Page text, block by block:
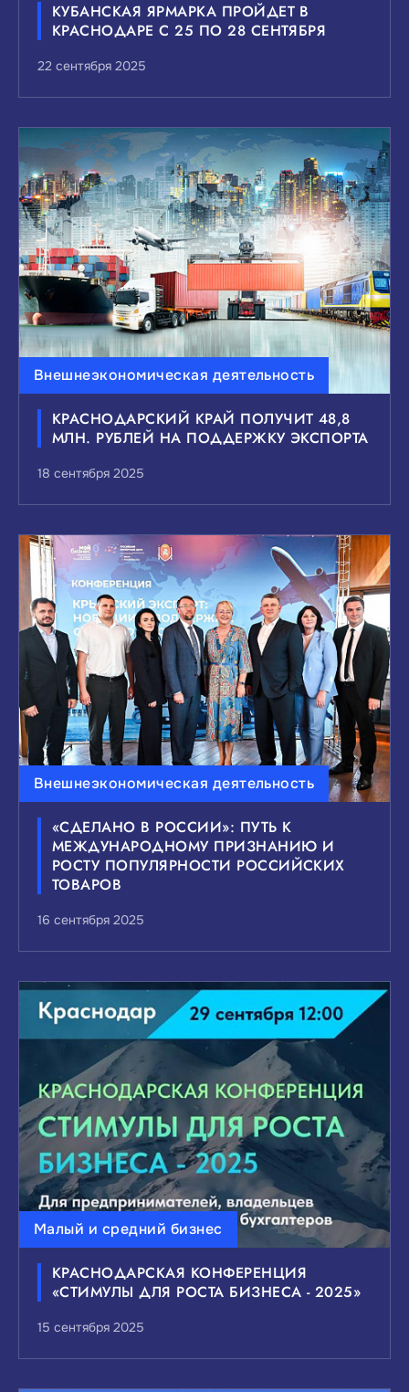
Внешнеэкономическая деятельность
ВЫБЕРИТЕ ИНТЕРЕСУЮЩИЙ ВАС УРОВЕНЬ
НОВОСТЕЙ:
Федеральные
Краевые
Муниципальные
Сбросить Показать
КУБАНСКАЯ ЯРМАРКА ПРОЙДЕТ В
КРАСНОДАРЕ С 25 ПО 28 СЕНТЯБРЯ
22 сентября 2025
Внешнеэкономическая деятельность
КРАСНОДАРСКИЙ КРАЙ ПОЛУЧИТ 48,8
МЛН. РУБЛЕЙ НА ПОДДЕРЖКУ ЭКСПОРТА
18 сентября 2025
Внешнеэкономическая деятельность
«СДЕЛАНО В РОССИИ»: ПУТЬ К
МЕЖДУНАРОДНОМУ ПРИЗНАНИЮ И
РОСТУ ПОПУЛЯРНОСТИ РОССИЙСКИХ
ТОВАРОВ
16 сентября 2025
Малый и средний бизнес
КРАСНОДАРСКАЯ КОНФЕРЕНЦИЯ
«СТИМУЛЫ ДЛЯ РОСТА БИЗНЕСА - 2025»
15 сентября 2025